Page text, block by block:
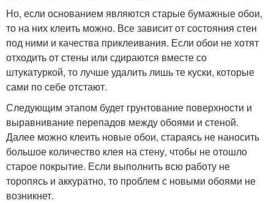
Но, если основанием являются старые бумажные обои,
то на них клеить можно. Все зависит от состояния стен
под ними и качества приклеивания. Если обои не хотят
отходить от стены или сдираются вместе со
штукатуркой, то лучше удалить лишь те куски, которые
сами по себе отстают.
Следующим этапом будет грунтование поверхности и
выравнивание перепадов между обоями и стеной.
Далее можно клеить новые обои, стараясь не наносить
большое количество клея на стену, чтобы не отошло
старое покрытие. Если выполнить всю работу не
торопясь и аккуратно, то проблем с новыми обоями не
возникнет.